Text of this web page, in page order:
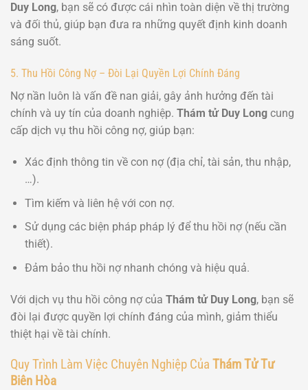
Duy Long, bạn sẽ có được cái nhìn toàn diện về thị trường
và đối thủ, giúp bạn đưa ra những quyết định kinh doanh
sáng suốt.
5. Thu Hồi Công Nợ – Đòi Lại Quyền Lợi Chính Đáng
Nợ nần luôn là vấn đề nan giải, gây ảnh hưởng đến tài
chính và uy tín của doanh nghiệp. Thám tử Duy Long cung
cấp dịch vụ thu hồi công nợ, giúp bạn:
Xác định thông tin về con nợ (địa chỉ, tài sản, thu nhập,
…).
Tìm kiếm và liên hệ với con nợ.
Sử dụng các biện pháp pháp lý để thu hồi nợ (nếu cần
thiết).
Đảm bảo thu hồi nợ nhanh chóng và hiệu quả.
Với dịch vụ thu hồi công nợ của Thám tử Duy Long, bạn sẽ
đòi lại được quyền lợi chính đáng của mình, giảm thiểu
thiệt hại về tài chính.
Quy Trình Làm Việc Chuyên Nghiệp Của Thám Tử Tư
Biên Hòa